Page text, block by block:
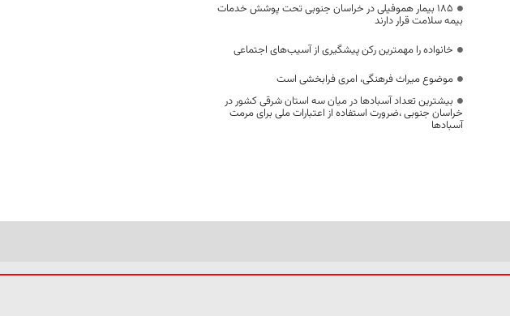
۱۸۵ بیمار هموفیلی در خراسان جنوبی تحت پوشش خدمات
بیمه سلامت قرار دارند
خانواده را مهمترین رکن پیشگیری از آسیب‌های اجتماعی
موضوع میراث فرهنگی، امری فرابخشی است
بیشترین تعداد آسبادها در میان سه استان شرقی کشور در
خراسان جنوبی ،ضرورت استفاده از اعتبارات ملی برای مرمت
آسبادها